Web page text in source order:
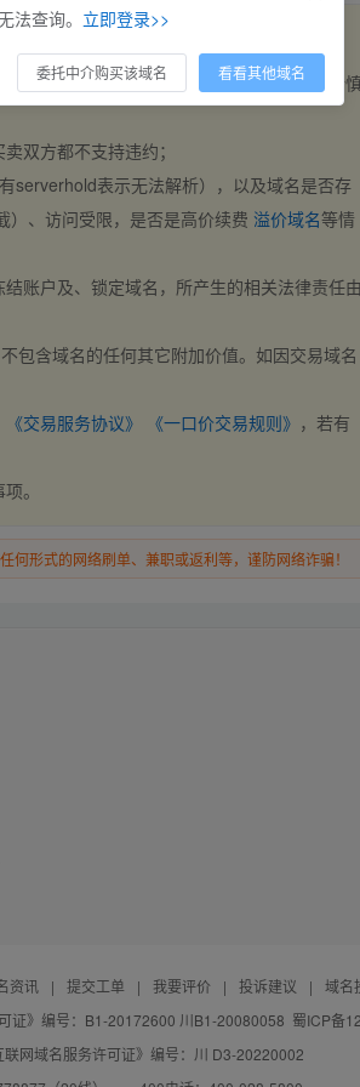
方都不支持违约，一旦出价不支持撤销，请
双方都不支持违约；
serverhold表示无法解析），以及域名是否存
）、访问受限，是否是高价续费 溢价域名等情
账户及、锁定域名，所产生的相关法律责任
包含域名的任何其它附加价值。如因交易域名
《交易服务协议》 《一口价交易规则》 ，若有
。
形式的网络刷单、兼职或返利等，谨防网络诈骗！
资讯 | 提交工单 | 我要评价 | 投诉建议 |
域名
证》编号：B1-20172600 川B1-20080058 蜀ICP备
联网域名服务许可证》编号：川 D3-20220002
法查询。 立即登录>>
委托中介购买该域名 看看其他域名